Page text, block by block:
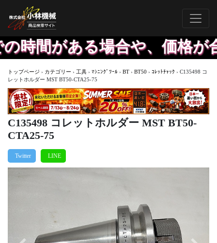
る場合や、価格が合え
トップページ › カテゴリー › 工具 › ﾏｼﾆﾝｸﾞﾂｰﾙ › BT › BT50 › ｺﾚｯﾄﾁｬｯｸ › C135498 コ
レットホルダー MST BT50-CTA25-75
C135498 コレットホルダー MST BT50-
CTA25-75